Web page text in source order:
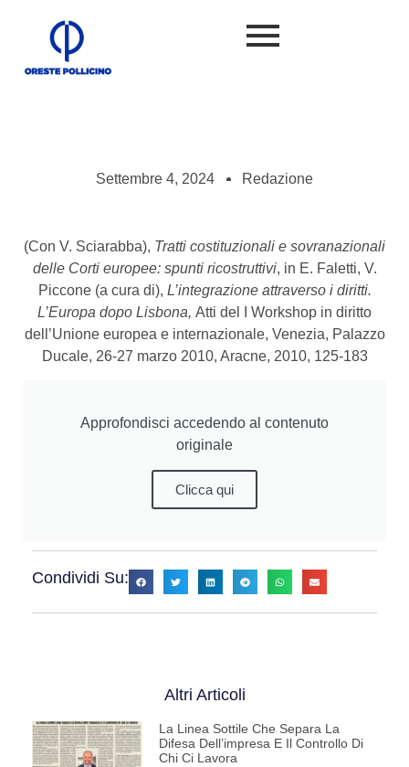
Settembre 4, 2024 Redazione
(Con V. Sciarabba), Tratti costituzionali e sovranazionali
delle Corti europee: spunti ricostruttivi, in E. Faletti, V.
Piccone (a cura di), L’integrazione attraverso i diritti.
L’Europa dopo Lisbona, Atti del I Workshop in diritto
dell’Unione europea e internazionale, Venezia, Palazzo
Ducale, 26-27 marzo 2010, Aracne, 2010, 125-183
Approfondisci accedendo al contenuto
originale
Clicca qui
Condividi Su:
Altri Articoli
La Linea Sottile Che Separa La
Difesa Dell’impresa E Il Controllo Di
Chi Ci Lavora